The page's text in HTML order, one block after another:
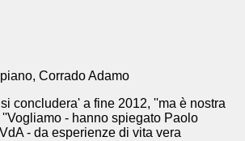
Corrado Adamo
concludera' a fine 2012, ''ma è nostra
- hanno spiegato Paolo
- da esperienze di vita vera